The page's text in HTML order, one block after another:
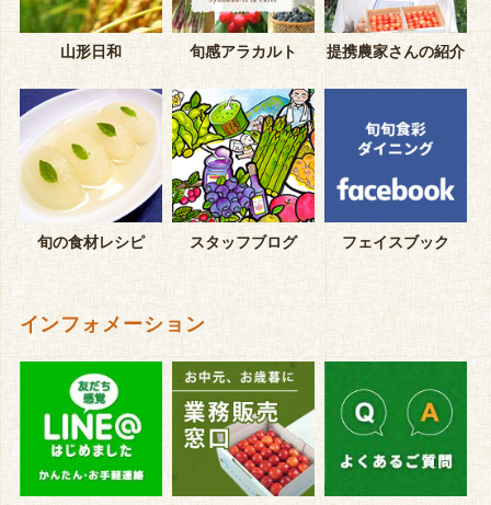
山形日和 旬感アラカルト 提携農家さんの紹介
旬の食材レシピ スタッフブログ フェイスブック
インフォメーション